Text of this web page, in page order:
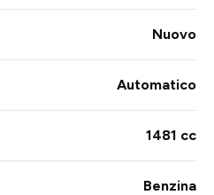
Nuovo
Automatico
1481 cc
Benzina